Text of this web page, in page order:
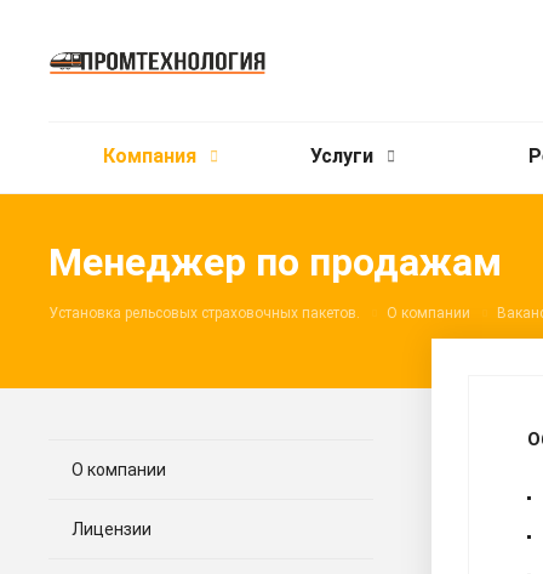
Компания Услуги
Менеджер по продажам
Установка рельсовых страховочных пакетов. О компании
О компании
Лицензии